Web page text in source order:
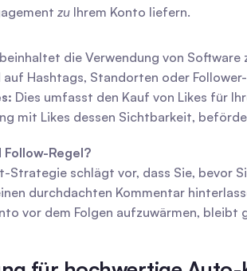
zu Ihrem Konto liefern.
die Verwendung von
Hashtags, Standorten oder
Dies umfasst den Kauf von Likes für
mit Likes dessen Sichtbarkeit,
Regel?
durchdachten Kommentar
vor dem Folgen aufzuwärmen, bleibt